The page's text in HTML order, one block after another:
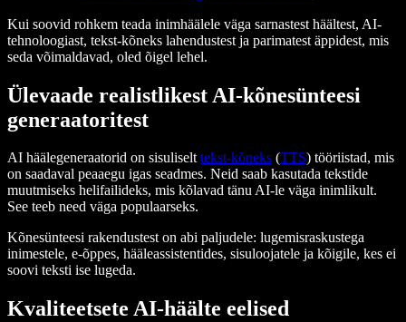
Kui soovid rohkem teada inimhäälele väga sarnastest häältest, AI-
tehnoloogiast, tekst-kõneks lahendustest ja parimatest äppidest, mis
seda võimaldavad, oled õigel lehel.
Ülevaade realistlikest AI-kõnesünteesi
generaatoritest
AI häälegeneraatorid on sisuliselttekst-kõneks (TTS) tööriistad, mis
on saadaval peaaegu igas seadmes. Neid saab kasutada tekstide
muutmiseks helifailideks, mis kõlavad tänu AI-le väga inimlikult.
See teeb need väga populaarseks.
Kõnesünteesi rakendustest on abi paljudele: lugemisraskustega
inimestele, e-õppes, hääleassistentides, sisuloojatele ja kõigile, kes ei
soovi teksti ise lugeda.
Kvaliteetsete AI-häälte eelised